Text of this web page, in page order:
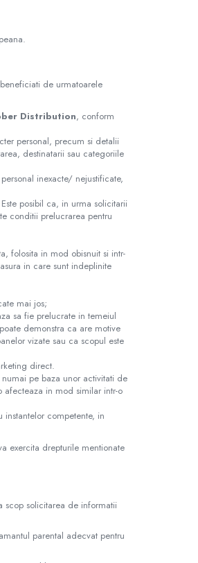
de urmatoarele
Distribution, conform
personal, precum si detalii
destinatarii sau categoriile
inexacte/ nejustificate,
posibil ca, in urma solicitarii
conditii prelucrarea pentru
folosita in mod obisnuit si intr-
in care sunt indeplinite
mai jos;
sa fie prelucrate in temeiul
demonstra ca are motive
vizate sau ca scopul este
direct.
pe baza unor activitati de
in mod similar intr-o
instantelor competente, in
exercita drepturile mentionate
scop solicitarea de informatii
parental adecvat pentru